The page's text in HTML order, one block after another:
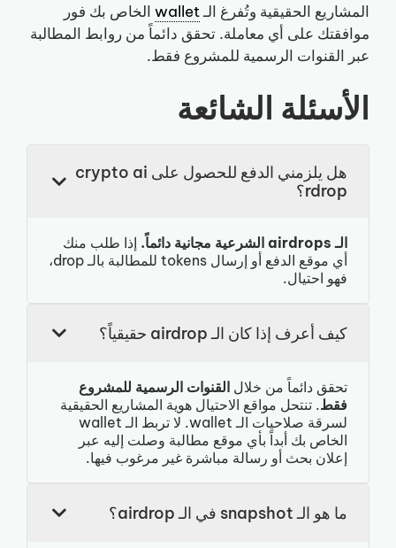
المشاريع الحقيقية وتُفرغ الـwallet الخاص بك فور
موافقتك على أي معاملة. تحقق دائماً من روابط المطالبة
عبر القنوات الرسمية للمشروع فقط.
الأسئلة الشائعة
هل يلزمني الدفع للحصول على crypto ai
rdrop؟
الـ airdrops الشرعية مجانية دائماً.
إذا طلب منك
أي موقع الدفع أو إرسال tokens للمطالبة بالـ drop،
فهو احتيال.
كيف أعرف إذا كان الـ airdrop حقيقياً؟
تحقق دائماً من خلال القنوات الرسمية للمشروع
فقط. تنتحل مواقع الاحتيال هوية المشاريع الحقيقية
لسرقة صلاحيات الـ wallet. لا تربط الـ wallet
الخاص بك أبداً بأي موقع مطالبة وصلت إليه عبر
إعلان بحث أو رسالة مباشرة غير مرغوب فيها.
ما هو الـ snapshot في الـ airdrop؟